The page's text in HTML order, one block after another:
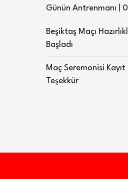
Günün Antrenmanı |
Beşiktaş Maçı
Başladı
Maç Seremonisi
Teşekkür